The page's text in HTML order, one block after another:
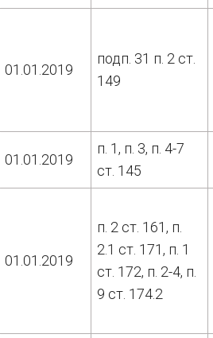
01.01.2019
подп. 31 п. 2 ст.
149
01.01.2019
п. 1, п. 3, п. 4-7
ст. 145
01.01.2019
п. 2 ст. 161, п.
2.1 ст. 171, п. 1
ст. 172, п. 2-4, п.
9 ст. 174.2